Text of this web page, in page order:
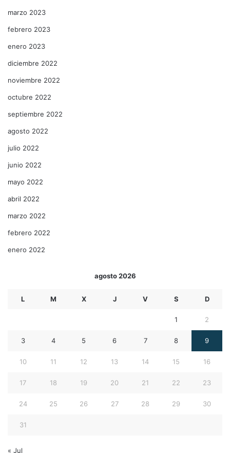
marzo 2023
febrero 2023
enero 2023
diciembre 2022
noviembre 2022
octubre 2022
septiembre 2022
agosto 2022
julio 2022
junio 2022
mayo 2022
abril 2022
marzo 2022
febrero 2022
enero 2022
agosto 2026
L M X J V S D
1 2
3 4 5 6 7 8 9
10 11 12 13 14 15 16
17 18 19 20 21 22 23
24 25 26 27 28 29 30
31
« Jul